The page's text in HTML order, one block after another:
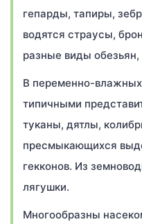
гепарды, тапиры,
водятся страусы,
разные виды
В переменно-влажных
типичными
туканы, дятлы,
пресмыкающихся
гекконов. Из
лягушки.
Многообразны